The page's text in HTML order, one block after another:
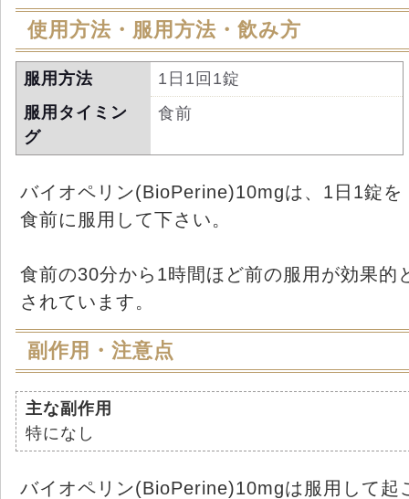
使用方法・服用方法・飲み方
服用方法
1日1回1錠
服用タイミン
グ
食前
バイオペリン(BioPerine)10mgは、1日1錠を
食前に服用して下さい。
食前の30分から1時間ほど前の服用が効果的
されています。
副作用・注意点
主な副作用
特になし
バイオペリン(BioPerine)10mgは服用して起